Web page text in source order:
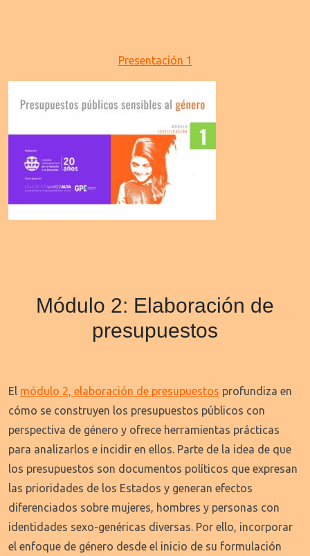
Presentación 1
Módulo 2: Elaboración de
presupuestos
El módulo 2, elaboración de presupuestos profundiza en
cómo se construyen los presupuestos públicos con
perspectiva de género y ofrece herramientas prácticas
para analizarlos e incidir en ellos. Parte de la idea de que
los presupuestos son documentos políticos que expresan
las prioridades de los Estados y generan efectos
diferenciados sobre mujeres, hombres y personas con
identidades sexo-genéricas diversas. Por ello, incorporar
el enfoque de género desde el inicio de su formulación